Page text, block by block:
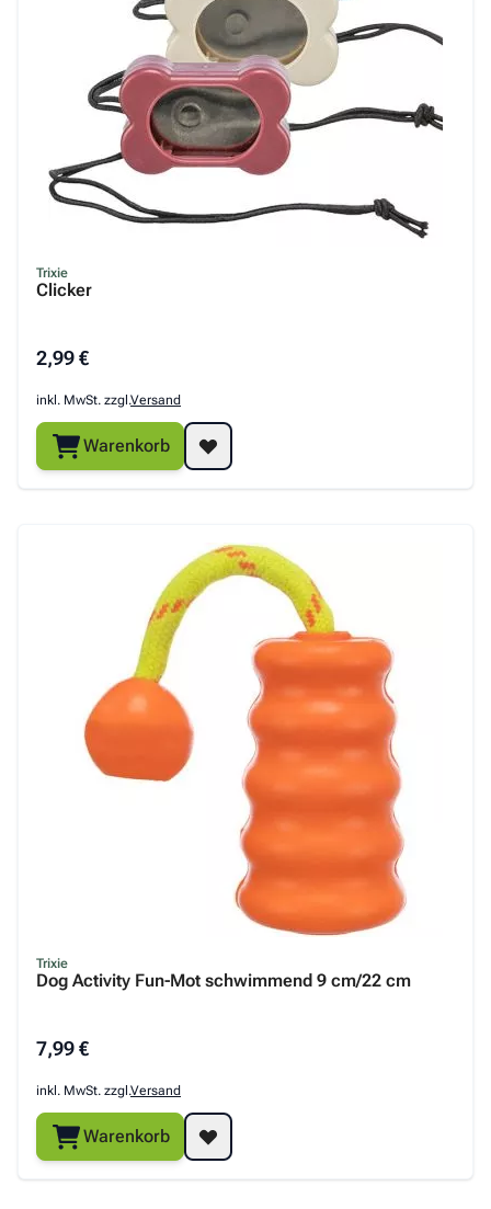
Trixie
Clicker
2,99 €
inkl. MwSt. zzgl.Versand
Warenkorb
Trixie
Dog Activity Fun-Mot schwimmend 9 cm/22 cm
7,99 €
inkl. MwSt. zzgl.Versand
Warenkorb